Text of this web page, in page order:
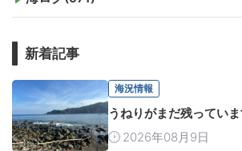
新着記事
海況情報
うねりがまだ残っていま
2026年08月9日